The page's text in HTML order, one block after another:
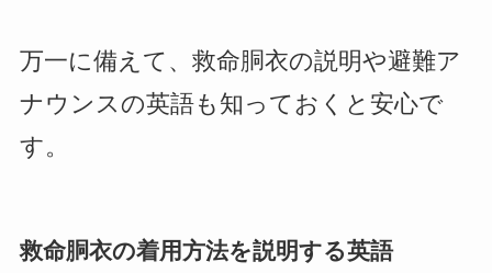
万一に備えて、救命胴衣の説明や避難ア
ナウンスの英語も知っておくと安心で
す。
救命胴衣の着用方法を説明する英語